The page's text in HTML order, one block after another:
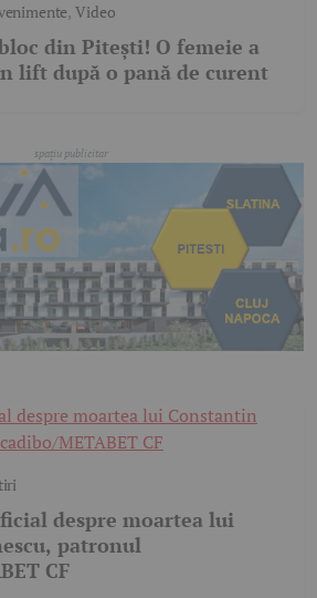
,Video
din Pitești! O femeie a
lift după o pană de curent
despre moartea lui
patronul
CF